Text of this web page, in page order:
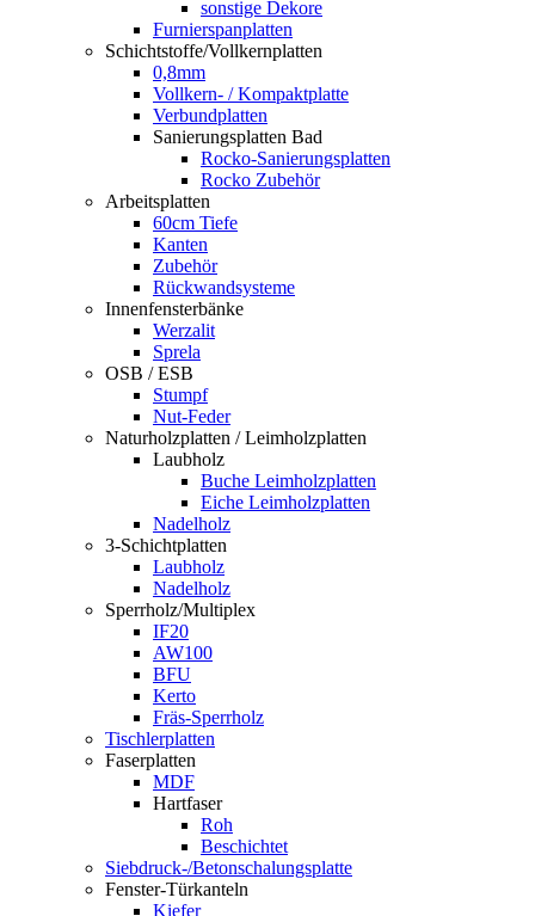
sonstige Dekore
Furnierspanplatten
Schichtstoffe/Vollkernplatten
0,8mm
Vollkern- / Kompaktplatte
Verbundplatten
Sanierungsplatten Bad
Rocko-Sanierungsplatten
Rocko Zubehör
Arbeitsplatten
60cm Tiefe
Kanten
Zubehör
Rückwandsysteme
Innenfensterbänke
Werzalit
Sprela
OSB / ESB
Stumpf
Nut-Feder
Naturholzplatten / Leimholzplatten
Laubholz
Buche Leimholzplatten
Eiche Leimholzplatten
Nadelholz
3-Schichtplatten
Laubholz
Nadelholz
Sperrholz/Multiplex
IF20
AW100
BFU
Kerto
Fräs-Sperrholz
Tischlerplatten
Faserplatten
MDF
Hartfaser
Roh
Beschichtet
Siebdruck-/Betonschalungsplatte
Fenster-Türkanteln
Kiefer